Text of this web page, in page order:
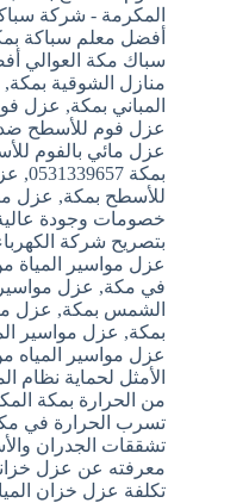
المكرمة - شركة
أفضل معلم سباكة
سباك مكة العوالي
منازل الشوقية بمكة,
المباني بمكة, عزل
عزل فوم للأسطح ضد
عزل مائي بالفوم
بمكة 0531339657
,
للأسطح بمكة, عزل
خصومات وجودة
بتصريح شركة
عزل مواسير المياة
في مكة, عزل مواسير
الشمس بمكة, عزل
بمكة, عزل مواسير
عزل مواسير المياه
الأمثل لحماية نظام
من الحرارة بمكة
تسرب الحرارة في
تشققات الجدران
معرفته عن عزل
تكلفة عزل خزان